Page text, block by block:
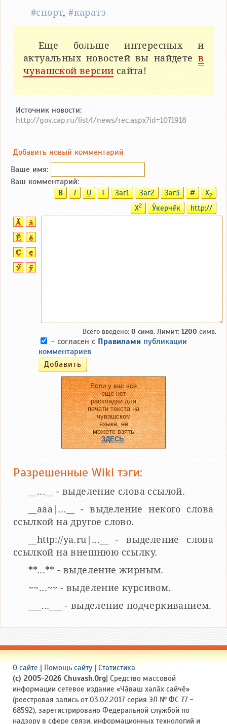
#спорт,#каратэ
Еще больше интересных и
актуальных новостей вы найдете в
чувашской версии сайта!
Источник новости:
http://gov.cap.ru/list4/news/rec.aspx?id=1071918
Добавить новый комментарий
Ваше имя:
Ваш комментарий:
B T U T Заг1 Заг2 Заг3 # X2
X2 Ӳкерчĕк http://
Всего введено: 0 симв. Лимит: 1200 симв.
- согласен с Правилами публикации
комментариев
Если у вас все
еще нет
раскладки для
печати текста на
чувашском
языке, ее
можете взять
ЗДЕСЬ.
Разрешенные Wiki тэги:
__...__ - выделение слова ссылой.
__aaa|...__ - выделение некого слова
ссылкой на другое слово.
__http://ya.ru|...__ - выделение слова
ссылкой на внешнюю ссылку.
**...** - выделение жирным.
~~...~~ - выделение курсивом.
___...___ - выделение подчеркиванием.
О сайте | Помощь сайту | Статистика
(c) 2005-2026 Chuvash.Org| Средство массовой
информации сетевое издание «Чӑваш халӑх сайчӗ»
(реестровая запись от 03.02.2017 серия ЭЛ № ФС 77 -
68592), зарегистрировано Федеральной службой по
надзору в сфере связи, информационных технологий и